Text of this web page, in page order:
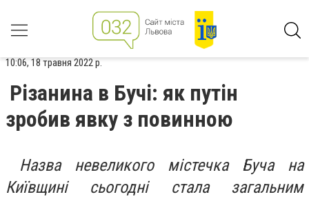
10:06, 18 травня 2022 р.
Різанина в Бучі: як путін
зробив явку з повинною
Назва невеликого містечка Буча на
Київщині сьогодні стала загальним